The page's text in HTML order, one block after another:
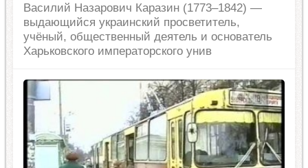
Василий Назарович Каразин (1773–1842) —
выдающийся украинский просветитель,
учёный, общественный деятель и основатель
Харьковского императорского унив